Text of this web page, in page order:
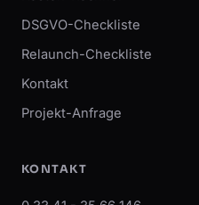
DSGVO-Checkliste
Relaunch-Checkliste
Kontakt
Projekt-Anfrage
KONTAKT